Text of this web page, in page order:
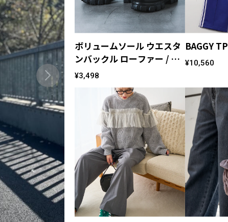
ボリュームソール ウエスタ
ンバックル ローファー / モ
ンクシューズ [23~28cm]
¥3,498
BAGGY TP
¥10,560